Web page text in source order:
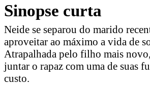
Sinopse curta
Neide se separou do marido
aproveitar ao máximo a vida de
Atrapalhada pelo filho mais
juntar o rapaz com uma de suas
custo.